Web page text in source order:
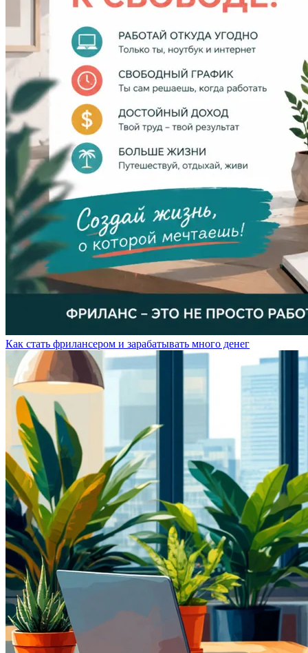
Как стать фрилансером и зарабатывать много денег